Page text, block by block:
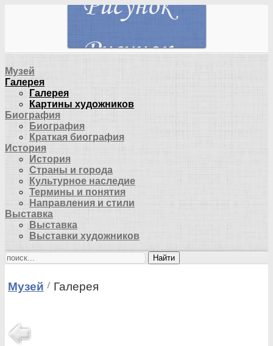
Музей
Галерея
Галерея
Картины художников
Биография
Биография
Краткая биография
История
История
Страны и города
Культурное наследие
Термины и понятия
Направления и стили
Выставка
Выставка
Выставки художников
Найти
Музей Галерея